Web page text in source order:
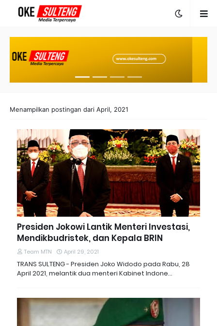
Menampilkan postingan dari April, 2021
Presiden Jokowi Lantik Menteri Investasi,
Mendikbudristek, dan Kepala BRIN
Team MTN April 29, 2021
TRANS SULTENG - Presiden Joko Widodo pada Rabu, 28
April 2021, melantik dua menteri Kabinet Indone…